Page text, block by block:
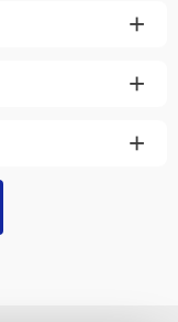
+
+
+